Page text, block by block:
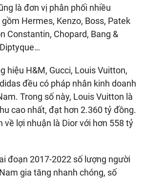
là đơn vị phân phối nhiều
Hermes, Kenzo, Boss, Patek
Constantin, Chopard, Bang &
hiệu H&M, Gucci, Louis Vuitton,
đều có pháp nhân kinh doanh
Trong số này, Louis Vuitton là
cao nhất, đạt hơn 2.360 tỷ đồng.
về lợi nhuận là Dior với hơn 558 tỷ
đoạn 2017-2022 số lượng người
gia tăng nhanh chóng, số